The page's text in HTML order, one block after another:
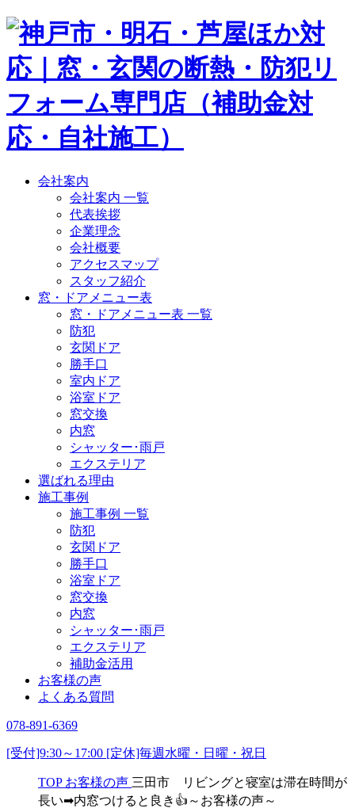
会社案内
会社案内 一覧
代表挨拶
企業理念
会社概要
アクセスマップ
スタッフ紹介
窓・ドアメニュー表
窓・ドアメニュー表 一覧
防犯
玄関ドア
勝手口
室内ドア
浴室ドア
窓交換
内窓
シャッター･雨戸
エクステリア
選ばれる理由
施工事例
施工事例 一覧
防犯
玄関ドア
勝手口
浴室ドア
窓交換
内窓
シャッター･雨戸
エクステリア
補助金活用
お客様の声
よくある質問
078-891-6369
[受付]9:30～17:00 [定休]毎週水曜・日曜・祝日
TOP お客様の声 三田市 リビングと寝室は滞在時間が
長い➡内窓つけると良き👍～お客様の声～